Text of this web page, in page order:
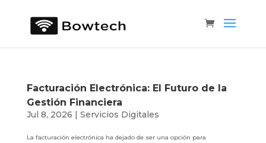
Facturación Electrónica: El Futuro de la
Gestión Financiera
Jul 8, 2026 | Servicios Digitales
La facturación electrónica ha dejado de ser una opción para